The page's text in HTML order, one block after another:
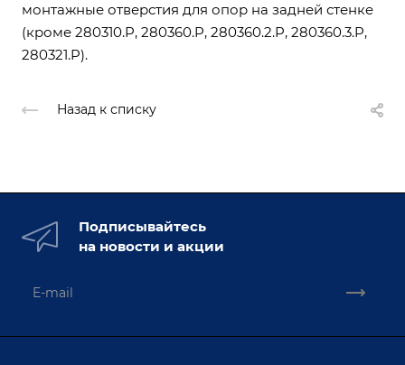
монтажные отверстия для опор на задней стенке
(кроме 280310.P, 280360.P, 280360.2.P, 280360.3.P,
280321.P).
Назад к списку
Подписывайтесь
на новости и акции